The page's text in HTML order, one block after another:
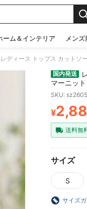
ーム＆インテリア メンズ
国内発送
マーニッ
クポケッ
大人可愛
勤 通学
腕カバー
バー おし
20代 30
SKU:
¥
送料無
サイズ
S
サイズ